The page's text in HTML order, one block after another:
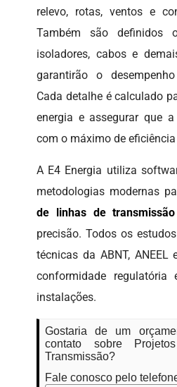
relevo, rotas, ventos e
Também são definidos
isoladores, cabos e
garantirão o
Cada detalhe é calculado
energia e assegurar que
com o máximo de
A E4 Energia utiliza
metodologias modernas
de linhas de transmissão
precisão. Todos os
técnicas da ABNT, ANEEL
conformidade
instalações.
Gostaria de um
contato sobre
Transmissão?
Fale conosco pelo